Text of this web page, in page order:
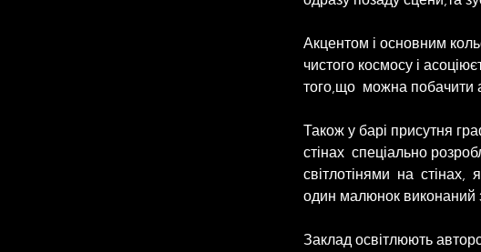
Акцентом і основним
чистого космосу і
того,що  можна побачити
Також у барі присутня
стінах  спеціально
світлотінями  на
один малюнок виконаний
Заклад освітлюють